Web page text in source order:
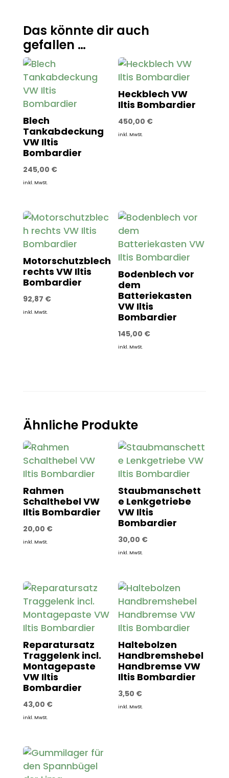
Das könnte dir auch
gefallen …
Blech
Tankabdeckung
VW Iltis
Bombardier
245,00 €
inkl. MwSt.
Heckblech VW
Iltis Bombardier
450,00 €
inkl. MwSt.
Motorschutzblech
rechts VW Iltis
Bombardier
92,87 €
inkl. MwSt.
Bodenblech vor
dem
Batteriekasten
VW Iltis
Bombardier
145,00 €
inkl. MwSt.
Ähnliche Produkte
Rahmen
Schalthebel VW
Iltis Bombardier
20,00 €
inkl. MwSt.
Staubmanschett
e Lenkgetriebe
VW Iltis
Bombardier
30,00 €
inkl. MwSt.
Reparatursatz
Traggelenk incl.
Montagepaste
VW Iltis
Bombardier
43,00 €
inkl. MwSt.
Haltebolzen
Handbremshebel
Handbremse VW
Iltis Bombardier
3,50 €
inkl. MwSt.